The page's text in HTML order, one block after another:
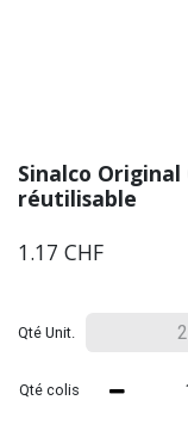
Sinalco Original
réutilisable
1.17 CHF
Qté Unit.
Qté colis